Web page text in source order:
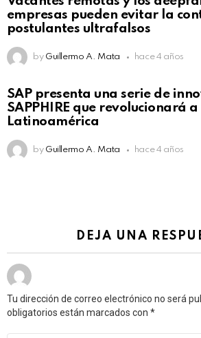
empresas pueden evitar la
postulantes ultrafalsos
by Guillermo A. Mata hace 4 años
SAP presenta una serie de
SAPPHIRE que revolucionará
Latinoamérica
by Guillermo A. Mata hace 4 años
DEJA UNA
Tu dirección de correo electrónico no será
obligatorios están marcados con *